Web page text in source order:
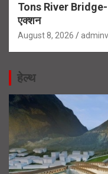
Tons River Bridge-
एक्शन
August 8, 2026
हेल्थ